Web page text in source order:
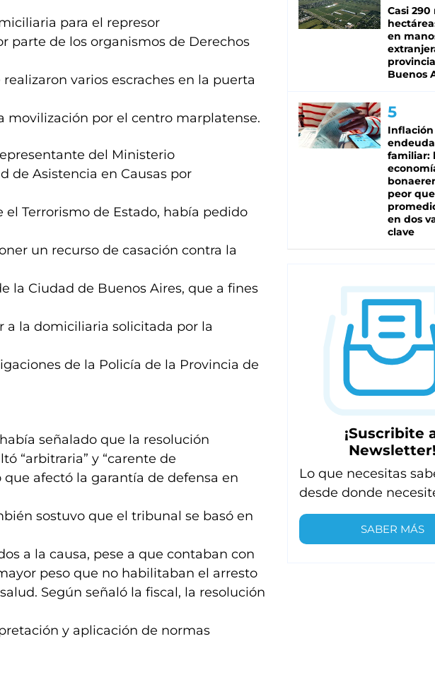
para el represor
parte de los organismos de Derechos
varios escraches en la puerta
movilización por el centro marplatense.
del Ministerio
de Asistencia en Causas por
Terrorismo de Estado, había pedido
un recurso de casación contra la
la Ciudad de Buenos Aires, que a fines
a la domiciliaria solicitada por la
de la Policía de la Provincia de
señalado que la resolución
“arbitraria” y “carente de
afectó la garantía de defensa en
sostuvo que el tribunal se basó en
a la causa, pese a que contaban con
peso que no habilitaban el arresto
Según señaló la fiscal, la resolución
y aplicación de normas
Casi 290
en
Buenos
Inflación
familiar:
peor
en dos
clave
¡Suscribite
Lo que necesitas
desde donde
SABER MÁS